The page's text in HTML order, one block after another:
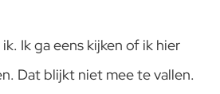
Ik ga eens kijken of ik hier
Dat blijkt niet mee te vallen.